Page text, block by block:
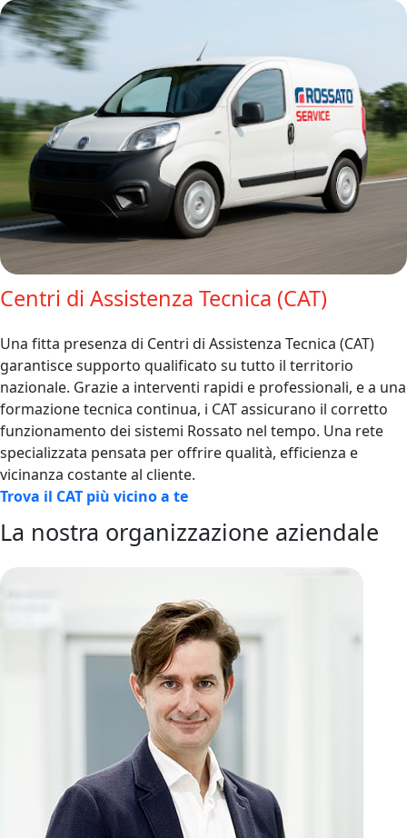
Centri di Assistenza Tecnica (CAT)
Una fitta presenza di Centri di Assistenza Tecnica (CAT)
garantisce supporto qualificato su tutto il territorio
nazionale. Grazie a interventi rapidi e professionali, e a una
formazione tecnica continua, i CAT assicurano il corretto
funzionamento dei sistemi Rossato nel tempo. Una rete
specializzata pensata per offrire qualità, efficienza e
vicinanza costante al cliente.
Trova il CAT più vicino a te
La nostra organizzazione aziendale